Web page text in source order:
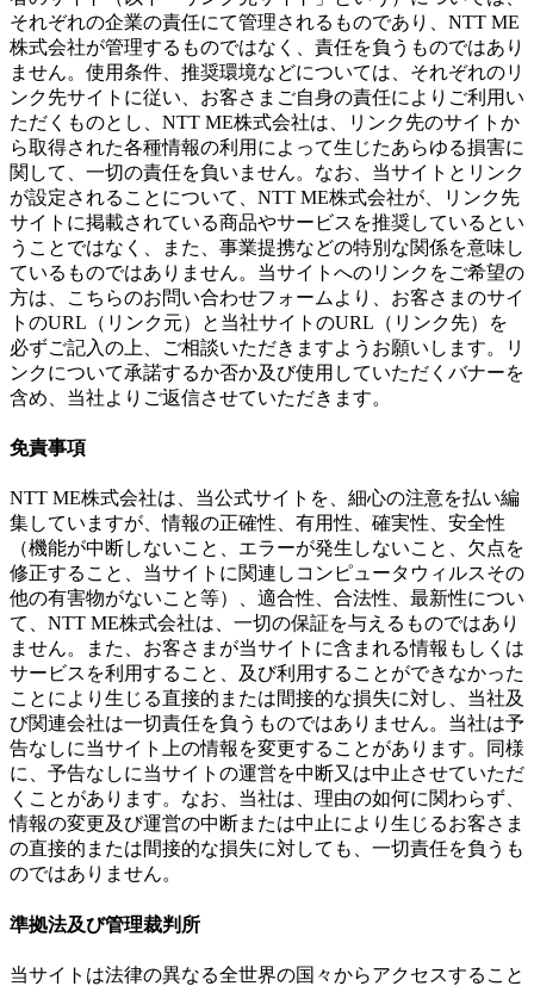
それぞれの企業の責任にて管理されるものであり、NTT ME
株式会社が管理するものではなく、責任を負うものではあり
ません。使用条件、推奨環境などについては、それぞれのリ
ンク先サイトに従い、お客さまご自身の責任によりご利用い
ただくものとし、NTT ME株式会社は、リンク先のサイトか
ら取得された各種情報の利用によって生じたあらゆる損害に
関して、一切の責任を負いません。なお、当サイトとリンク
が設定されることについて、NTT ME株式会社が、リンク先
サイトに掲載されている商品やサービスを推奨しているとい
うことではなく、また、事業提携などの特別な関係を意味し
ているものではありません。当サイトへのリンクをご希望の
方は、こちらのお問い合わせフォームより、お客さまのサイ
トのURL（リンク元）と当社サイトのURL（リンク先）を
必ずご記入の上、ご相談いただきますようお願いします。リ
ンクについて承諾するか否か及び使用していただくバナーを
含め、当社よりご返信させていただきます。
免責事項
NTT ME株式会社は、当公式サイトを、細心の注意を払い編
集していますが、情報の正確性、有用性、確実性、安全性
（機能が中断しないこと、エラーが発生しないこと、欠点を
修正すること、当サイトに関連しコンピュータウィルスその
他の有害物がないこと等）、適合性、合法性、最新性につい
て、NTT ME株式会社は、一切の保証を与えるものではあり
ません。また、お客さまが当サイトに含まれる情報もしくは
サービスを利用すること、及び利用することができなかった
ことにより生じる直接的または間接的な損失に対し、当社及
び関連会社は一切責任を負うものではありません。当社は予
告なしに当サイト上の情報を変更することがあります。同様
に、予告なしに当サイトの運営を中断又は中止させていただ
くことがあります。なお、当社は、理由の如何に関わらず、
情報の変更及び運営の中断または中止により生じるお客さま
の直接的または間接的な損失に対しても、一切責任を負うも
のではありません。
準拠法及び管理裁判所
当サイトは法律の異なる全世界の国々からアクセスすること